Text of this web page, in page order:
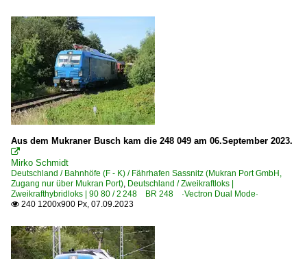
Aus dem Mukraner Busch kam die 248 049 am 06.September 2023.

Mirko Schmidt
Deutschland / Bahnhöfe (F - K) / Fährhafen Sassnitz (Mukran Port GmbH,
Zugang nur über Mukran Port), Deutschland / Zweikraftloks |
Zweikrafthybridloks | 90 80 / 2 248 BR 248 ·Vectron Dual Mode·
 240 1200x900 Px, 07.09.2023